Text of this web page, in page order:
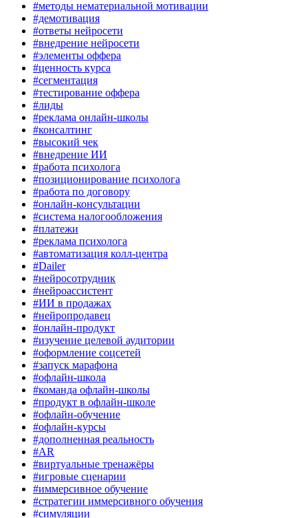
#методы нематериальной мотивации
#демотивация
#ответы нейросети
#внедрение нейросети
#элементы оффера
#ценность курса
#сегментация
#тестирование оффера
#лиды
#реклама онлайн-школы
#консалтинг
#высокий чек
#внедрение ИИ
#работа психолога
#позиционирование психолога
#работа по договору
#онлайн-консультации
#система налогообложения
#платежи
#реклама психолога
#автоматизация колл-центра
#Dailer
#нейросотрудник
#нейроассистент
#ИИ в продажах
#нейропродавец
#онлайн-продукт
#изучение целевой аудитории
#оформление соцсетей
#запуск марафона
#офлайн-школа
#команда офлайн-школы
#продукт в офлайн-школе
#офлайн-обучение
#офлайн-курсы
#дополненная реальность
#AR
#виртуальные тренажёры
#игровые сценарии
#иммерсивное обучение
#стратегии иммерсивного обучения
#симуляции